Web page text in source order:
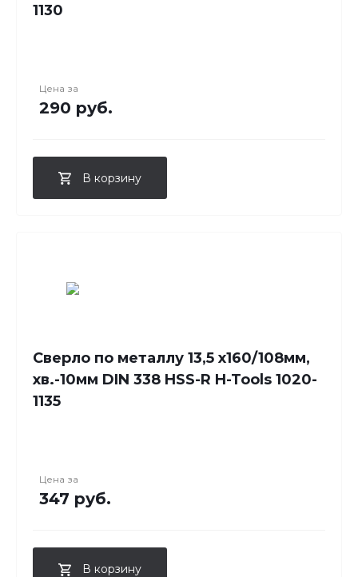
1130
Цена за
290 руб.
В корзину
Сверло по металлу 13,5 x160/108мм,
хв.-10мм DIN 338 HSS-R H-Tools 1020-
1135
Цена за
347 руб.
В корзину